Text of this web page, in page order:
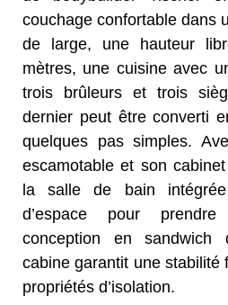
couchage confortable dans
de large, une hauteur
mètres, une cuisine avec
trois brûleurs et trois
dernier peut être converti
quelques pas simples.
escamotable et son
la salle de bain intégrée
d’espace pour
conception en
cabine garantit une stabilité
propriétés d’isolation.